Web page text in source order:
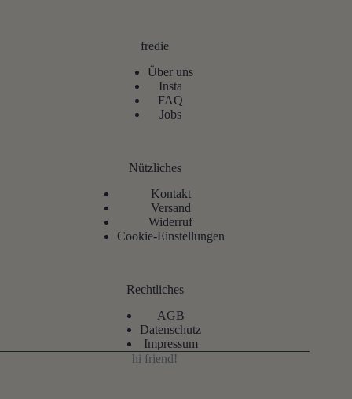
fredie
Über uns
Insta
FAQ
Jobs
Nützliches
Kontakt
Versand
Widerruf
Cookie-Einstellungen
Rechtliches
AGB
Datenschutz
Impressum
hi friend!